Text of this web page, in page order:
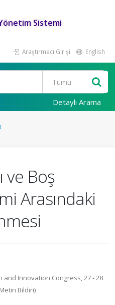
Sistemi
Araştırmacı Girişi English
Detaylı Arama
ve Boş
Arasındaki
Innovation Congress, 27 - 28
Bildiri)